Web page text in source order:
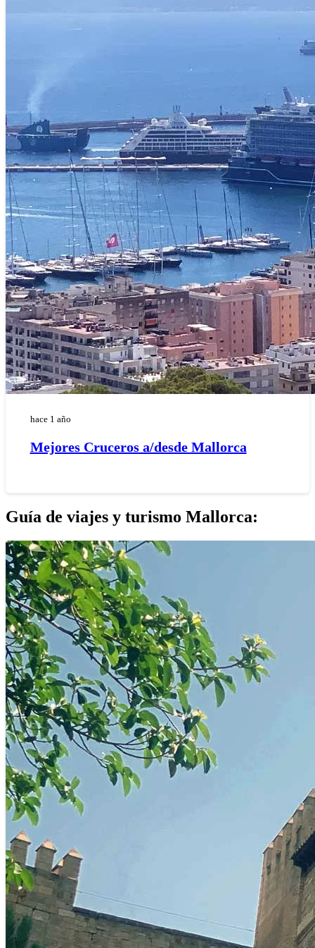
hace 1 año
Mejores Cruceros a/desde Mallorca
Guía de viajes y turismo Mallorca: